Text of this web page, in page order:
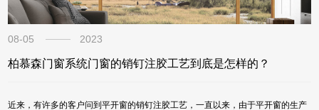
08-05 2023
柏慕森门窗系统门窗的销钉注胶工艺到底是怎样的？
近来，有许多的客户问到平开窗的销钉注胶工艺，一直以来，由于平开窗的生产